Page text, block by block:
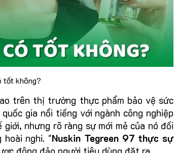
tốt không?
trên thị trường thực phẩm bảo vệ sức
gia nổi tiếng với ngành công nghiệp
nhưng rõ ràng sự mới mẻ của nó đối
nghi. "Nuskin Tegreen 97 thực sự